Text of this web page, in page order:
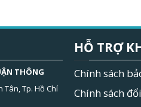
THÔNG
Tân, Tp. Hồ Chí
HỖ TRỢ
Chính sách
Chính sách